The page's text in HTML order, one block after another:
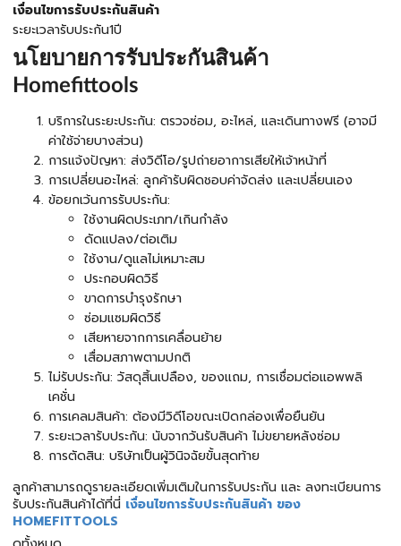
เงื่อนไขการรับประกันสินค้า
ระยะเวลารับประกัน1ปี
นโยบายการรับประกันสินค้า
Homefittools
บริการในระยะประกัน: ตรวจซ่อม, อะไหล่, และเดินทางฟรี (อาจมี
ค่าใช้จ่ายบางส่วน)
การแจ้งปัญหา: ส่งวิดีโอ/รูปถ่ายอาการเสียให้เจ้าหน้าที่
การเปลี่ยนอะไหล่: ลูกค้ารับผิดชอบค่าจัดส่ง และเปลี่ยนเอง
ข้อยกเว้นการรับประกัน:
ใช้งานผิดประเภท/เกินกำลัง
ดัดแปลง/ต่อเติม
ใช้งาน/ดูแลไม่เหมาะสม
ประกอบผิดวิธี
ขาดการบำรุงรักษา
ซ่อมแซมผิดวิธี
เสียหายจากการเคลื่อนย้าย
เสื่อมสภาพตามปกติ
ไม่รับประกัน: วัสดุสิ้นเปลือง, ของแถม, การเชื่อมต่อแอพพลิ
เคชั่น
การเคลมสินค้า: ต้องมีวิดีโอขณะเปิดกล่องเพื่อยืนยัน
ระยะเวลารับประกัน: นับจากวันรับสินค้า ไม่ขยายหลังซ่อม
การตัดสิน: บริษัทเป็นผู้วินิจฉัยขั้นสุดท้าย
ลูกค้าสามารถดูรายละเอียดเพิ่มเติมในการรับประกัน และ ลงทะเบียนการ
รับประกันสินค้าได้ที่นี่ เงื่อนไขการรับประกันสินค้า ของ
HOMEFITTOOLS